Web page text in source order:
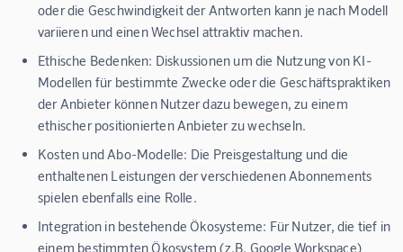
oder die Geschwindigkeit der Antworten kann je nach Modell
variieren und einen Wechsel attraktiv machen.
Ethische Bedenken: Diskussionen um die Nutzung von KI-
Modellen für bestimmte Zwecke oder die Geschäftspraktiken
der Anbieter können Nutzer dazu bewegen, zu einem
ethischer positionierten Anbieter zu wechseln.
Kosten und Abo-Modelle: Die Preisgestaltung und die
enthaltenen Leistungen der verschiedenen Abonnements
spielen ebenfalls eine Rolle.
Integration in bestehende Ökosysteme: Für Nutzer, die tief in
einem bestimmten Ökosystem (z.B. Google Workspace)